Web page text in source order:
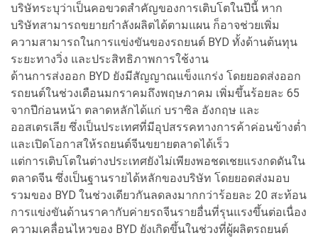
บริษัทระบุว่าเป็นคอขวดสำคัญของการเติบโตในปีนี้ หาก
บริษัทสามารถขยายกำลังผลิตได้ตามแผน ก็อาจช่วยเพิ่ม
ความสามารถในการแข่งขันของรถยนต์ BYD ทั้งด้านต้นทุน
ระยะทางวิ่ง และประสิทธิภาพการใช้งาน
ด้านการส่งออก BYD ยังมีสัญญาณแข็งแกร่ง โดยยอดส่งออก
รถยนต์ในช่วงเดือนมกราคมถึงพฤษภาคม เพิ่มขึ้นร้อยละ 65
จากปีก่อนหน้า ตลาดหลักได้แก่ บราซิล อังกฤษ และ
ออสเตรเลีย ซึ่งเป็นประเทศที่มีอุปสรรคทางการค้าค่อนข้างต่ำ
และเปิดโอกาสให้รถยนต์จีนขยายตลาดได้เร็ว
แต่การเติบโตในต่างประเทศยังไม่เพียงพอชดเชยแรงกดดันใน
ตลาดจีน ซึ่งเป็นฐานรายได้หลักของบริษัท โดยยอดส่งมอบ
รวมของ BYD ในช่วงเดียวกันลดลงมากกว่าร้อยละ 20 สะท้อน
การแข่งขันด้านราคากับค่ายรถจีนรายอื่นที่รุนแรงขึ้นต่อเนื่อง
ความเคลื่อนไหวของ BYD ยังเกิดขึ้นในช่วงที่ผู้ผลิตรถยนต์